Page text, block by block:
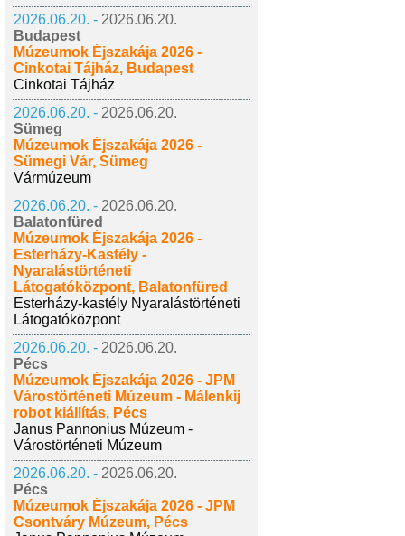
2026.06.20. - 2026.06.20.
Budapest
Múzeumok Éjszakája 2026 -
Cinkotai Tájház, Budapest
Cinkotai Tájház
2026.06.20. - 2026.06.20.
Sümeg
Múzeumok Éjszakája 2026 -
Sümegi Vár, Sümeg
Vármúzeum
2026.06.20. - 2026.06.20.
Balatonfüred
Múzeumok Éjszakája 2026 -
Esterházy-Kastély -
Nyaralástörténeti
Látogatóközpont, Balatonfüred
Esterházy-kastély Nyaralástörténeti
Látogatóközpont
2026.06.20. - 2026.06.20.
Pécs
Múzeumok Éjszakája 2026 - JPM
Várostörténeti Múzeum - Málenkij
robot kiállítás, Pécs
Janus Pannonius Múzeum -
Várostörténeti Múzeum
2026.06.20. - 2026.06.20.
Pécs
Múzeumok Éjszakája 2026 - JPM
Csontváry Múzeum, Pécs